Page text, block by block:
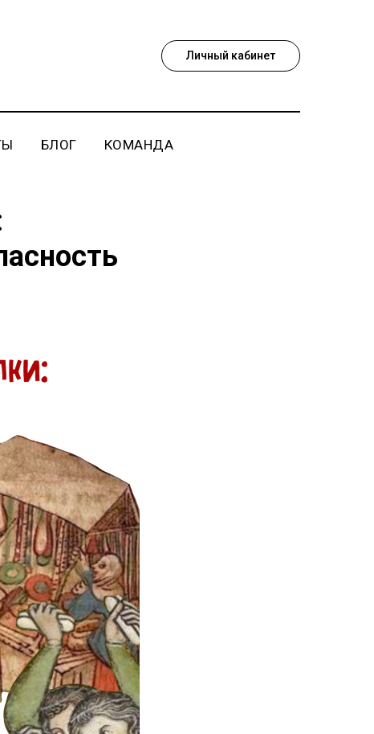
Личный кабинет
БЛОГ КОМАНДА